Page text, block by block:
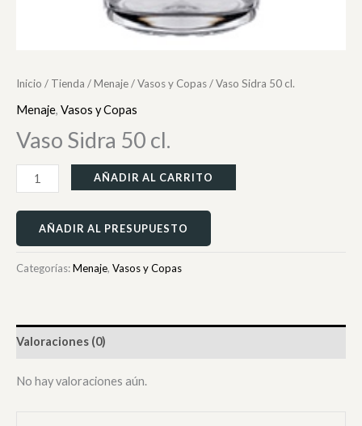
Inicio / Tienda /Menaje/Vasos y Copas/ Vaso Sidra 50 cl.
Menaje, Vasos y Copas
Vaso Sidra 50 cl.
AÑADIR AL CARRITO
AÑADIR AL PRESUPUESTO
Categorías:Menaje, Vasos y Copas
Valoraciones (0)
No hay valoraciones aún.